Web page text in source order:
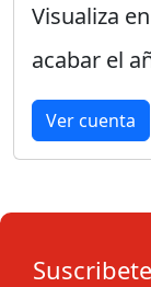
Visualiza
acabar el
Ver cuenta